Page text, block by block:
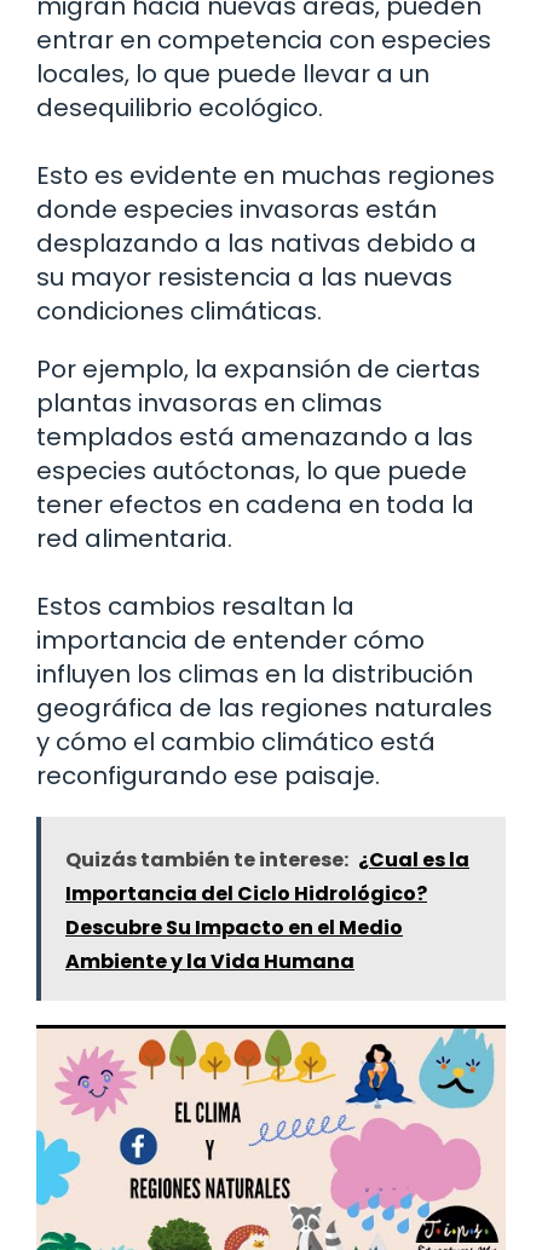
entrar en competencia con especies
locales, lo que puede llevar a un
desequilibrio ecológico.
Esto es evidente en muchas regiones
donde especies invasoras están
desplazando a las nativas debido a
su mayor resistencia a las nuevas
condiciones climáticas.
Por ejemplo, la expansión de ciertas
plantas invasoras en climas
templados está amenazando a las
especies autóctonas, lo que puede
tener efectos en cadena en toda la
red alimentaria.
Estos cambios resaltan la
importancia de entender cómo
influyen los climas en la distribución
geográfica de las regiones naturales
y cómo el cambio climático está
reconfigurando ese paisaje.
Quizás también te interese: ¿Cual es la
Importancia del Ciclo Hidrológico?
Descubre Su Impacto en el Medio
Ambiente y la Vida Humana